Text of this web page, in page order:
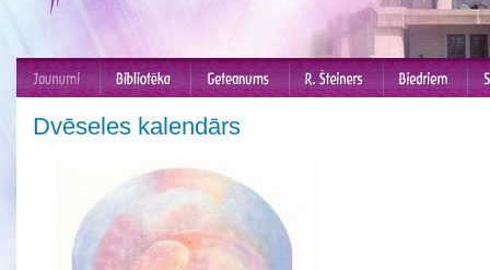
Dvēseles kalendārs